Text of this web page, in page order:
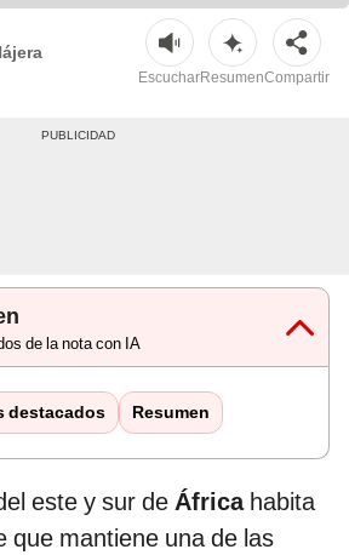
EscucharResumenCompartir
de la nota con IA
destacados Resumen
este y sur de Áfricahabita
que mantiene una de las